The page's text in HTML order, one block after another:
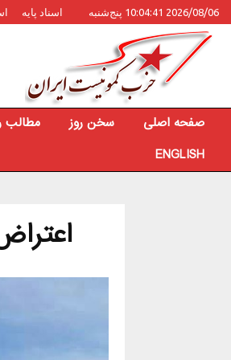
2026/08/06 10:04:41 پنج‌شنبه اسناد پایه
صفحه اصلی سخن روز مطالب
ENGLISH